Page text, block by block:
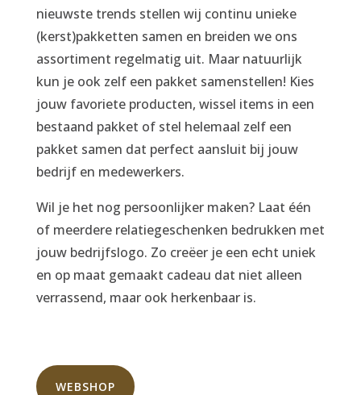
nieuwste trends stellen wij continu unieke
(kerst)pakketten samen en breiden we ons
assortiment regelmatig uit. Maar natuurlijk
kun je ook zelf een pakket samenstellen! Kies
jouw favoriete producten, wissel items in een
bestaand pakket of stel helemaal zelf een
pakket samen dat perfect aansluit bij jouw
bedrijf en medewerkers.
Wil je het nog persoonlijker maken? Laat één
of meerdere relatiegeschenken bedrukken met
jouw bedrijfslogo. Zo creëer je een echt uniek
en op maat gemaakt cadeau dat niet alleen
verrassend, maar ook herkenbaar is.
WEBSHOP